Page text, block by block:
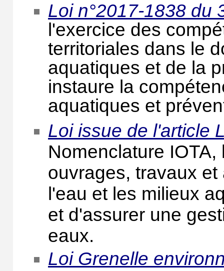
Loi n°2017-1838 du
l'exercice des
territoriales dans le
aquatiques et de la
instaure la
aquatiques et
Loi issue de l'article
Nomenclature
ouvrages, travaux
l'eau et les milieux
et d'assurer une
eaux.
Loi Grenelle